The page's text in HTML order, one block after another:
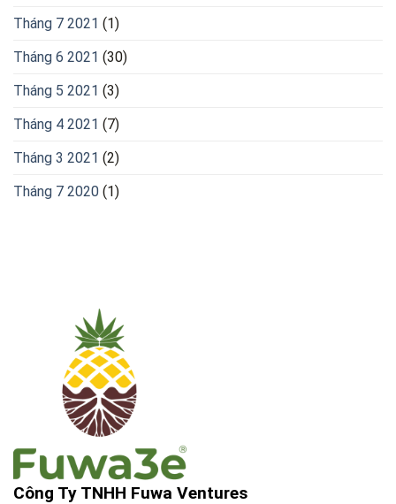
Tháng 7 2021 (1)
Tháng 6 2021 (30)
Tháng 5 2021 (3)
Tháng 4 2021 (7)
Tháng 3 2021 (2)
Tháng 7 2020 (1)
Công Ty TNHH Fuwa Ventures